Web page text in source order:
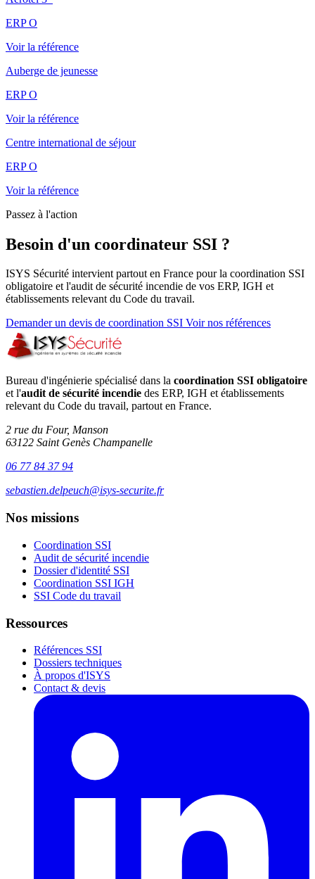
ERP O
Voir la référence
Auberge de jeunesse
ERP O
Voir la référence
Centre international de séjour
ERP O
Voir la référence
Passez à l'action
Besoin d'un coordinateur SSI ?
ISYS Sécurité intervient partout en France pour la coordination SSI
obligatoire et l'audit de sécurité incendie de vos ERP, IGH et
établissements relevant du Code du travail.
Demander un devis de coordination SSI Voir nos références
Bureau d'ingénierie spécialisé dans la coordination SSI obligatoire
et l'audit de sécurité incendie des ERP, IGH et établissements
relevant du Code du travail, partout en France.
2 rue du Four, Manson
63122 Saint Genès Champanelle
06 77 84 37 94
sebastien.delpeuch@isys-securite.fr
Nos missions
Coordination SSI
Audit de sécurité incendie
Dossier d'identité SSI
Coordination SSI IGH
SSI Code du travail
Ressources
Références SSI
Dossiers techniques
À propos d'ISYS
Contact & devis